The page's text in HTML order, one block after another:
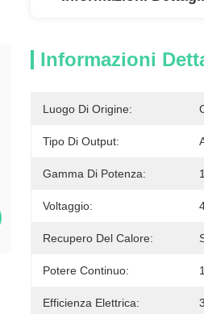
Informazioni
Luogo Di Origine:
Tipo Di Output:
Gamma Di Potenza:
Voltaggio:
Recupero Del Calore:
Potere Continuo:
Efficienza Elettrica: